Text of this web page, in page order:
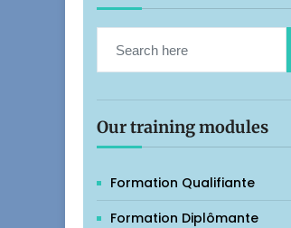
Our training modules
Formation Qualifiante
Formation Diplômante